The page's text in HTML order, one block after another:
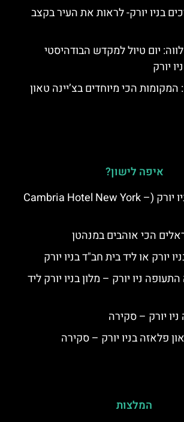
בניו יורק- לראות את העיר בקצב
יום טיול למקדש הבודהיסטי
הכי מיוחדים בצ’יינה טאון
איפה לישון?
מלון קאמבריה ניו יורק (Cambria Hotel New York –
הכי אוהבים במנהטן
יורק או ליד בית חב"ד בניו יורק
ניו יורק – מלון בניו יורק ליד
פלאזה בניו יורק – סקירה
המלצות